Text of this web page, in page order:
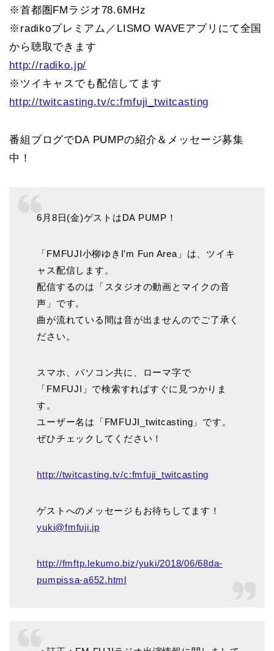
※首都圏FMラジオ78.6MHz
※radikoプレミアム／LISMO WAVEアプリにて全国
から聴取できます
http://radiko.jp/
※ツイキャスでも配信してます
http://twitcasting.tv/c:fmfuji_twitcasting
番組ブログでDA PUMPの紹介＆メッセージ募集
中！
6月8日(金)ゲストはDA PUMP！
「FMFUJI小柳ゆきI’m Fun Area」は、ツイキ
ャス配信します。
配信するのは「スタジオの動画とマイクの音
声」です。
曲が流れている間は音が出ませんのでご了承く
ださい。
スマホ、パソコン共に、ローマ字で
「FMFUJI」で検索すればすぐに見つかりま
す。
ユーザー名は「FMFUJI_twitcasting」です。
ぜひチェックしてください！
http://twitcasting.tv/c:fmfuji_twitcasting
ゲストへのメッセージもお待ちしてます！
yuki@fmfuji.jp
http://fmftp.lekumo.biz/yuki/2018/06/68da-
pumpissa-a652.html